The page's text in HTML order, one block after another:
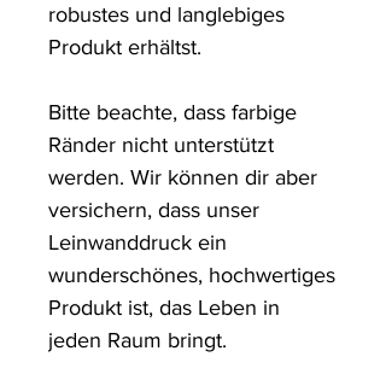
robustes und langlebiges
Produkt erhältst.
Bitte beachte, dass farbige
Ränder nicht unterstützt
werden. Wir können dir aber
versichern, dass unser
Leinwanddruck ein
wunderschönes, hochwertiges
Produkt ist, das Leben in
jeden Raum bringt.